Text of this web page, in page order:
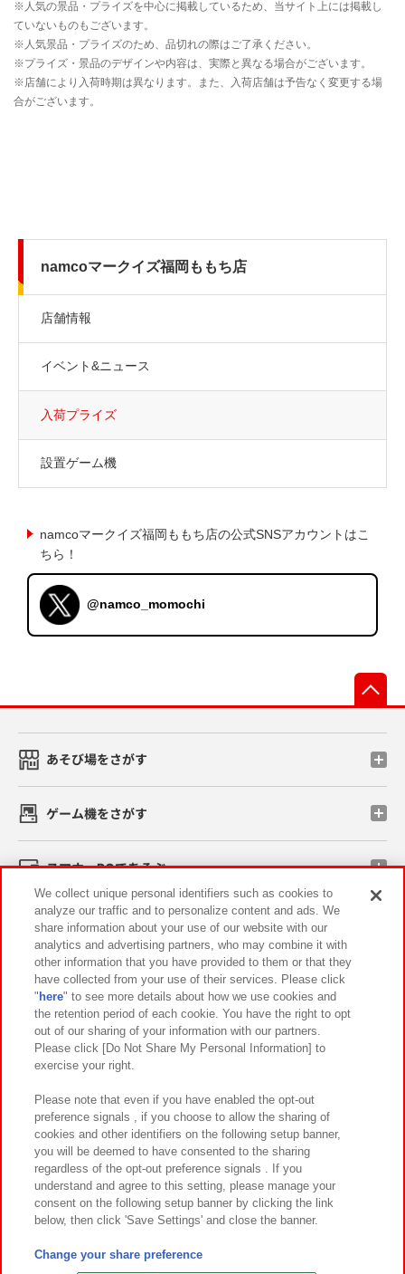
namcoマークイズ福岡ももち店
店舗情報
イベント&ニュース
入荷プライズ
設置ゲーム機
namcoマークイズ福岡ももち店の公式SNSアカウントはこ
ちら！
@namco_momochi
あそび場をさがす
ゲーム機をさがす
スマホ・PCであそぶ
イベント・キャンペーン
関連会社 サステナビリティ サイトポリシー
プライバシーポリシー ウェブアクセシビリティ方針と検証結果
お取引先さまとともに
カスタマーハラスメント対応方針 よくあるご質問・お問い合わせ
©Bandai Namco Amusement Inc.
©Bandai Namco Amusement Lab Inc.
We collect unique personal identifiers such as cookies to
analyze our traffic and to personalize content and ads. We
share information about your use of our website with our
analytics and advertising partners, who may combine it with
other information that you have provided to them or that they
have collected from your use of their services. Please click
" here" to see more details about how we use cookies and
the retention period of each cookie. You have the right to opt
out of our sharing of your information with our partners.
Please click [Do Not Share My Personal Information] to
exercise your right.
Please note that even if you have enabled the opt-out
preference signals , if you choose to allow the sharing of
cookies and other identifiers on the following setup banner,
you will be deemed to have consented to the sharing
regardless of the opt-out preference signals . If you
understand and agree to this setting, please manage your
consent on the following setup banner by clicking the link
below, then click 'Save Settings' and close the banner.
Change your share preference